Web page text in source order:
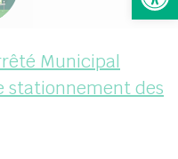
Municipal
stationnement des